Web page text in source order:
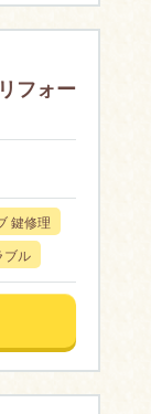
フォー
鍵修理
ブル